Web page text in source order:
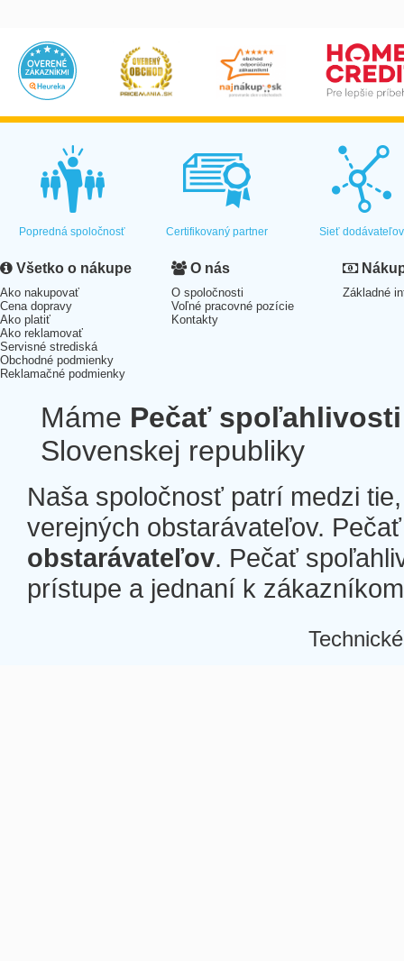
Popredná spoločnosť Certifikovaný partner Sieť dodávateľov
Všetko o nákupe
Ako nakupovať
Cena dopravy
Ako platiť
Ako reklamovať
Servisné strediská
Obchodné podmienky
Reklamačné podmienky
O nás
O spoločnosti
Voľné pracovné pozície
Kontakty
Základné
Máme Pečať spoľahlivosti
Slovenskej republiky
Naša spoločnosť patrí medzi
verejných obstarávateľov.
obstarávateľov. Pečať
prístupe a jednaní k